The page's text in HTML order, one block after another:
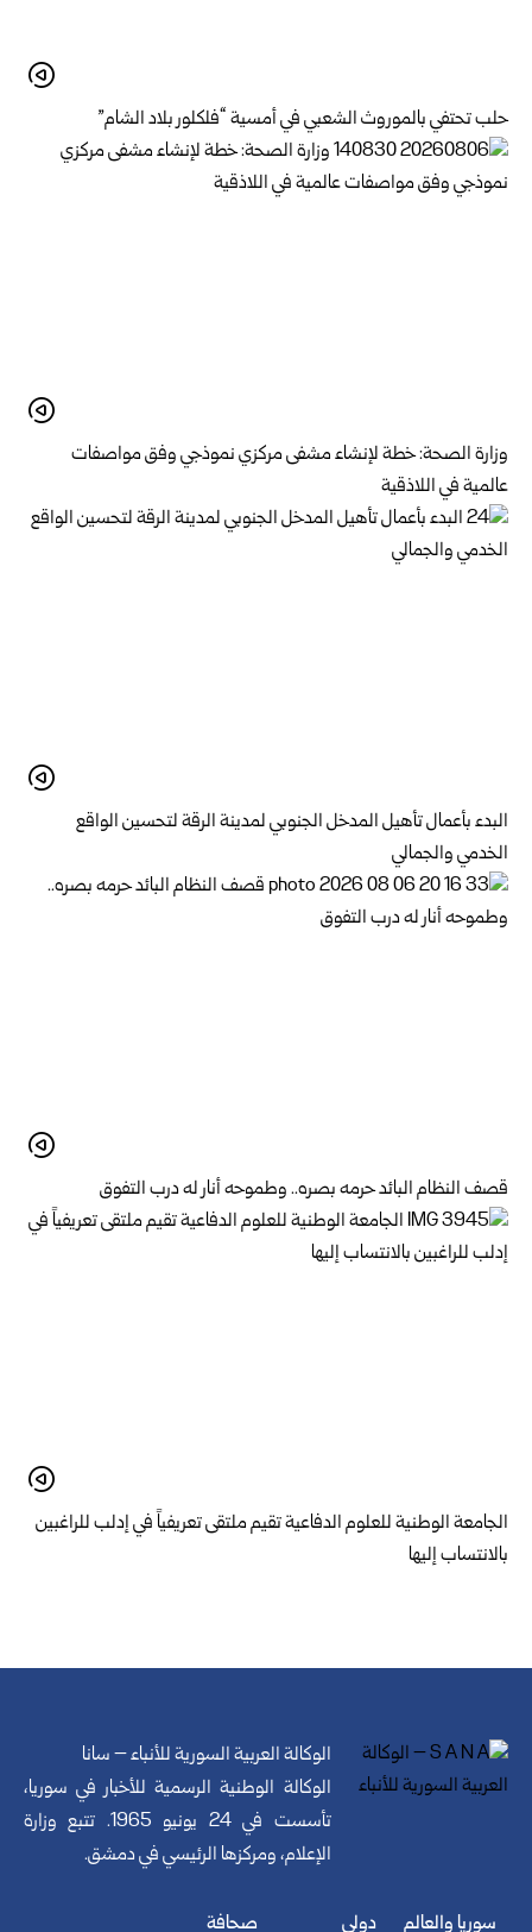
حلب تحتفي بالموروث الشعبي في أمسية “فلكلور بلاد الشام”
وزارة الصحة: خطة لإنشاء مشفى مركزي نموذجي وفق مواصفات
عالمية في اللاذقية
البدء بأعمال تأهيل المدخل الجنوبي لمدينة الرقة لتحسين الواقع
الخدمي والجمالي
قصف النظام البائد حرمه بصره.. وطموحه أنار له درب التفوق
الجامعة الوطنية للعلوم الدفاعية تقيم ملتقى تعريفياً في إدلب للراغبين
بالانتساب إليها
الوكالة العربية السورية للأنباء – سانا
الوكالة الوطنية الرسمية للأخبار في سوريا،
تأسست في 24 يونيو 1965. تتبع وزارة
الإعلام، ومركزها الرئيسي في دمشق.
سوريا والعالم دولي صحافة